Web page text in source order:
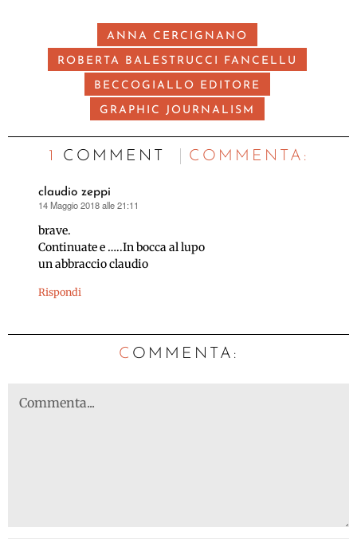
ANNA CERCIGNANO
ROBERTA BALESTRUCCI FANCELLU
BECCOGIALLO EDITORE
GRAPHIC JOURNALISM
1 COMMENT C OMMENTA:
claudio zeppi
ha
detto:
14 Maggio 2018 alle 21:11
brave.
Continuate e …..In bocca al lupo
un abbraccio claudio
Rispondi
C OMMENTA: